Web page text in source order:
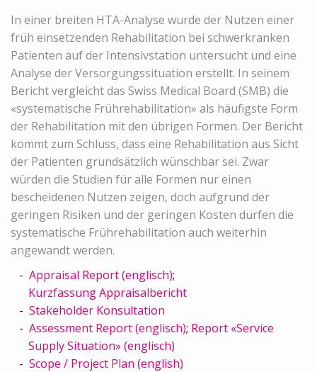
In einer breiten HTA-Analyse wurde der Nutzen einer
früh einsetzenden Rehabilitation bei schwerkranken
Patienten auf der Intensivstation untersucht und eine
Analyse der Versorgungssituation erstellt. In seinem
Bericht vergleicht das Swiss Medical Board (SMB) die
«systematische Frührehabilitation» als häufigste Form
der Rehabilitation mit den übrigen Formen. Der Bericht
kommt zum Schluss, dass eine Rehabilitation aus Sicht
der Patienten grundsätzlich wünschbar sei. Zwar
würden die Studien für alle Formen nur einen
bescheidenen Nutzen zeigen, doch aufgrund der
geringen Risiken und der geringen Kosten dürfen die
systematische Frührehabilitation auch weiterhin
angewandt werden.
Appraisal Report (englisch);
Kurzfassung Appraisalbericht
Stakeholder Konsultation
Assessment Report (englisch); Report «Service
Supply Situation» (englisch)
Scope / Project Plan (english)